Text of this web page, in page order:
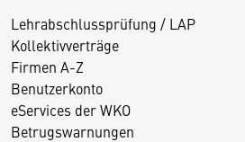
Lehrabschlussprüfung / LAP
Kollektivverträge
Firmen A-Z
Benutzerkonto
eServices der WKO
Betrugswarnungen